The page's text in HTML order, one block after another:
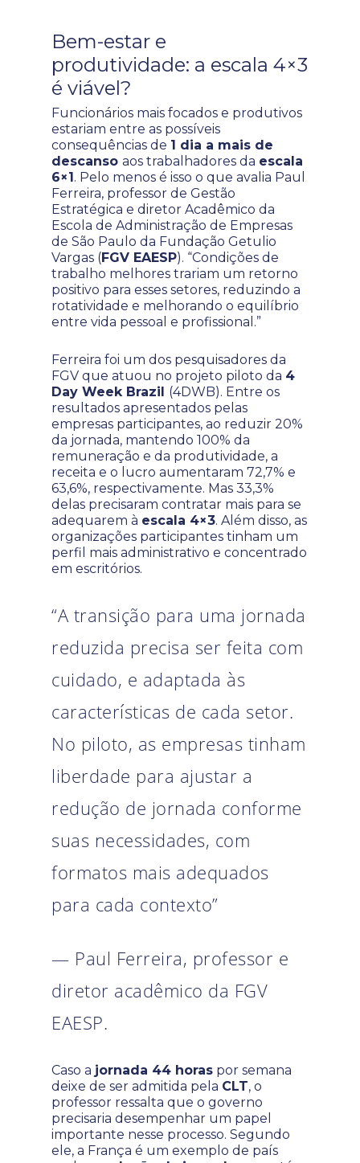
Bem-estar e
produtividade: a escala 4×3
é viável?
Funcionários mais focados e produtivos
estariam entre as possíveis
consequências de 1 dia a mais de
descanso aos trabalhadores da escala
6×1. Pelo menos é isso o que avalia Paul
Ferreira, professor de Gestão
Estratégica e diretor Acadêmico da
Escola de Administração de Empresas
de São Paulo da Fundação Getulio
Vargas (FGV EAESP). “Condições de
trabalho melhores trariam um retorno
positivo para esses setores, reduzindo a
rotatividade e melhorando o equilíbrio
entre vida pessoal e profissional.”
Ferreira foi um dos pesquisadores da
FGV que atuou no projeto piloto da 4
Day Week Brazil (4DWB). Entre os
resultados apresentados pelas
empresas participantes, ao reduzir 20%
da jornada, mantendo 100% da
remuneração e da produtividade, a
receita e o lucro aumentaram 72,7% e
63,6%, respectivamente. Mas 33,3%
delas precisaram contratar mais para se
adequarem à escala 4×3. Além disso, as
organizações participantes tinham um
perfil mais administrativo e concentrado
em escritórios.
“A transição para uma jornada
reduzida precisa ser feita com
cuidado, e adaptada às
características de cada setor.
No piloto, as empresas tinham
liberdade para ajustar a
redução de jornada conforme
suas necessidades, com
formatos mais adequados
para cada contexto”
— Paul Ferreira, professor e
diretor acadêmico da FGV
EAESP.
Caso a jornada 44 horas por semana
deixe de ser admitida pela CLT, o
professor ressalta que o governo
precisaria desempenhar um papel
importante nesse processo. Segundo
ele, a França é um exemplo de país